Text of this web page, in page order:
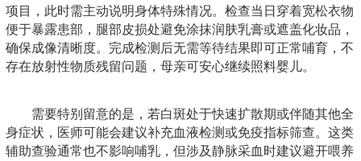
项目，此时需主动说明身体特殊情况。检查当日穿着宽松衣物
便于暴露患部，腿部皮损处避免涂抹润肤乳膏或遮盖化妆品，
确保成像清晰度。完成检测后无需等待结果即可正常哺育，不
存在放射性物质残留问题，母亲可安心继续照料婴儿。
需要特别留意的是，若白斑处于快速扩散期或伴随其他全
身症状，医师可能会建议补充血液检测或免疫指标筛查。这类
辅助查验通常也不影响哺乳，但涉及静脉采血时建议避开喂养